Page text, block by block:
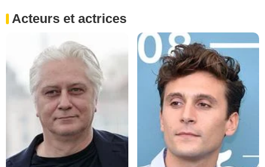
Acteurs et actrices